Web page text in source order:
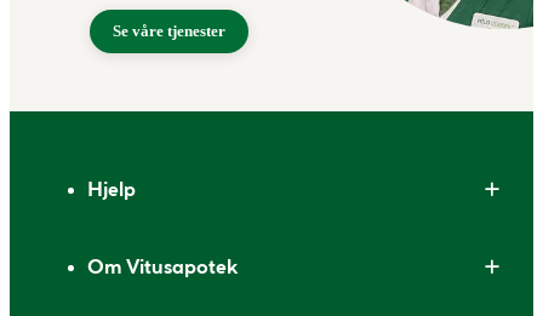
Se våre tjenester
Hjelp
Om Vitusapotek